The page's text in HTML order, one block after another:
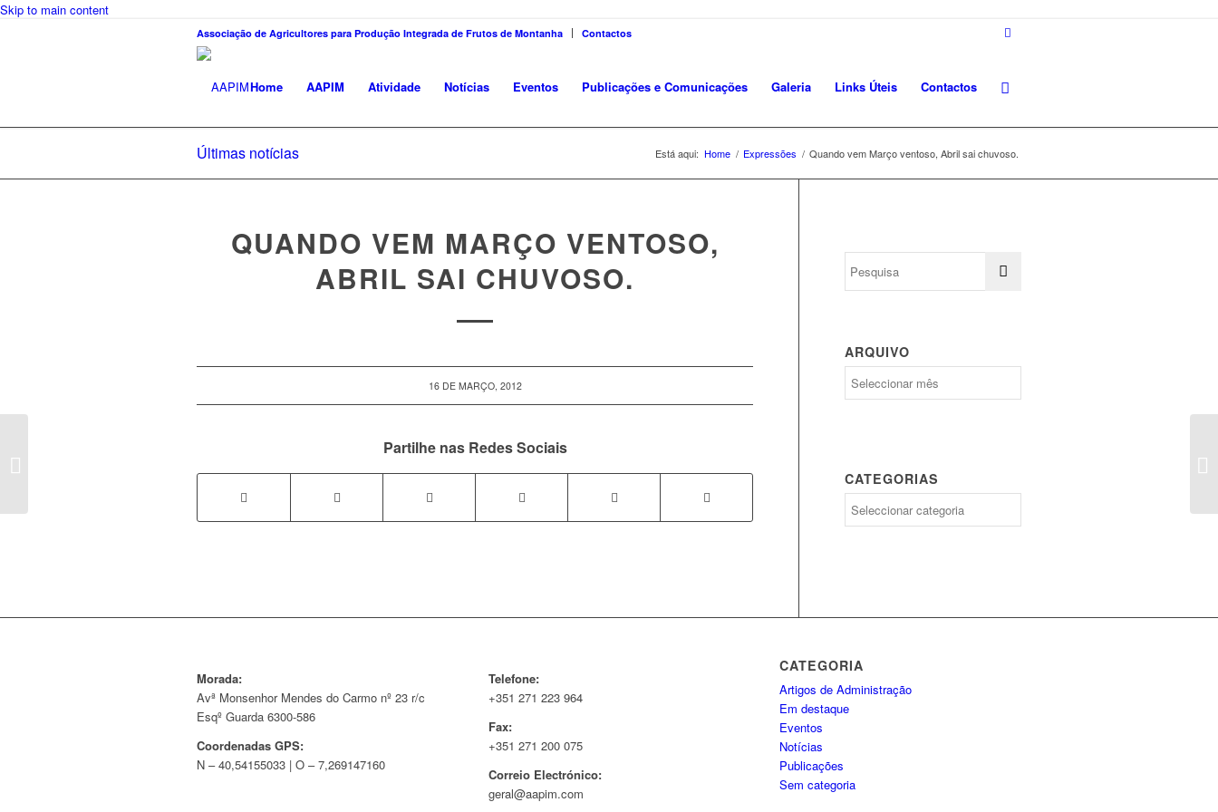
Skip to main content
Associação de Agricultores para Produção Integrada de Frutos de Montanha Contactos
Home AAPIM Atividade Notícias Eventos Publicações e Comunicações Galeria Links Úteis Contactos
Últimas notícias Está aqui: Home / Expressões / Quando vem Março ventoso, Abril sai chuvoso.
QUANDO VEM MARÇO VENTOSO,
ABRIL SAI CHUVOSO.
16 DE MARÇO, 2012
Partilhe nas Redes Sociais
ARQUIVO
CATEGORIAS
Morada:
Avª Monsenhor Mendes do Carmo nº 23 r/c
Esqº Guarda 6300-586
Coordenadas GPS:
N – 40,54155033 | O – 7,269147160
Telefone:
+351 271 223 964
Fax:
+351 271 200 075
Correio Electrónico:
geral@aapim.com
CATEGORIA
Artigos de Administração
Em destaque
Eventos
Notícias
Publicações
Sem categoria